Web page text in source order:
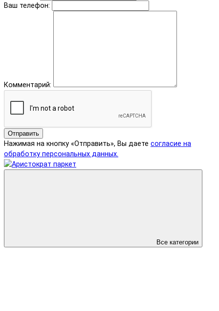
Ваш телефон:
Комментарий:
Отправить
Нажимая на кнопку «Отправить», Вы даете согласие на
обработку персональных данных.
Все категории